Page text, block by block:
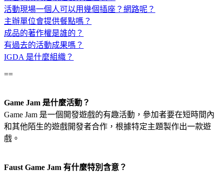
活動現場一個人可以用幾個插座？網路呢？
主辦單位會提供餐點嗎？
成品的著作權是誰的？
有過去的活動成果嗎？
IGDA 是什麼組織？
==
Game Jam 是什麼活動？
Game Jam 是一個開發遊戲的有趣活動，參加者要在短時間內
和其他陌生的遊戲開發者合作，根據特定主題製作出一款遊
戲。
Faust Game Jam 有什麼特別含意？